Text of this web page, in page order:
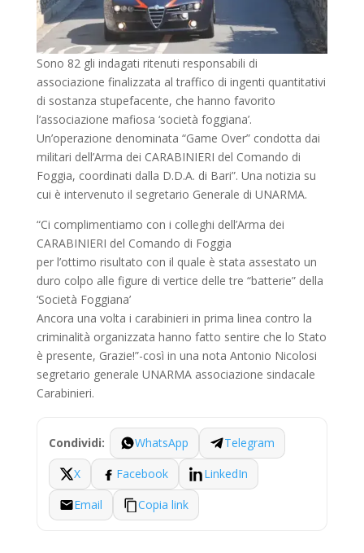
Sono 82 gli indagati ritenuti responsabili di
associazione finalizzata al traffico di ingenti quantitativi
di sostanza stupefacente, che hanno favorito
l’associazione mafiosa ‘società foggiana’.
Un’operazione denominata “Game Over” condotta dai
militari dell’Arma dei CARABINIERI del Comando di
Foggia, coordinati dalla D.D.A. di Bari”. Una notizia su
cui è intervenuto il segretario Generale di UNARMA.
“Ci complimentiamo con i colleghi dell’Arma dei
CARABINIERI del Comando di Foggia
per l’ottimo risultato con il quale è stata assestato un
duro colpo alle figure di vertice delle tre “batterie” della
‘Società Foggiana’
Ancora una volta i carabinieri in prima linea contro la
criminalità organizzata hanno fatto sentire che lo Stato
è presente, Grazie!”-così in una nota Antonio Nicolosi
segretario generale UNARMA associazione sindacale
Carabinieri.
Condividi: WhatsApp
Telegram
X
Facebook
LinkedIn
Email
Copia link